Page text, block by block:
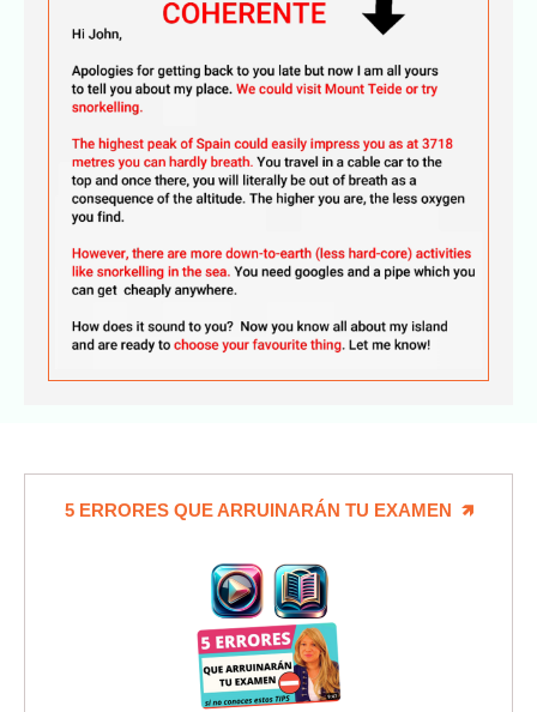
5 ERRORES QUE ARRUINARÁN TU EXAMEN 🡽